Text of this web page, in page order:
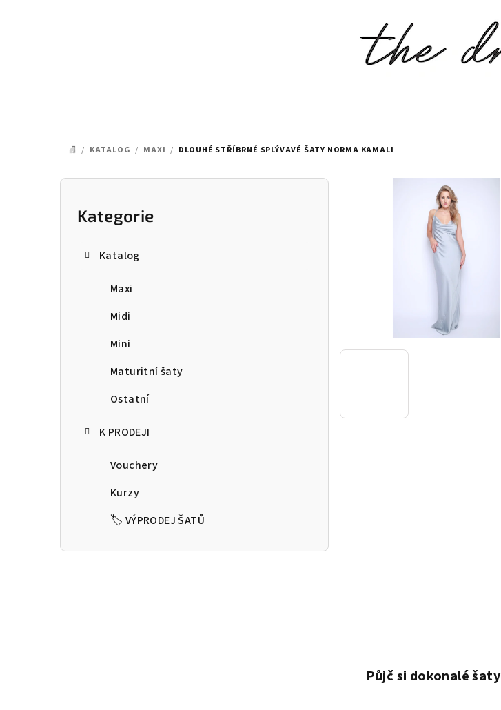
DOMŮ
/ KATALOG / MAXI / DLOUHÉ STŘÍBRNÉ SPLÝVAVÉ ŠATY NORMA KAMALI
P
Přeskočit
kategorie
Kategorie
Katalog
Maxi
Midi
Mini
Maturitní šaty
Ostatní
K PRODEJI
Vouchery
Kurzy
🏷️ VÝPRODEJ ŠATŮ
Půjč si dokonalé šaty